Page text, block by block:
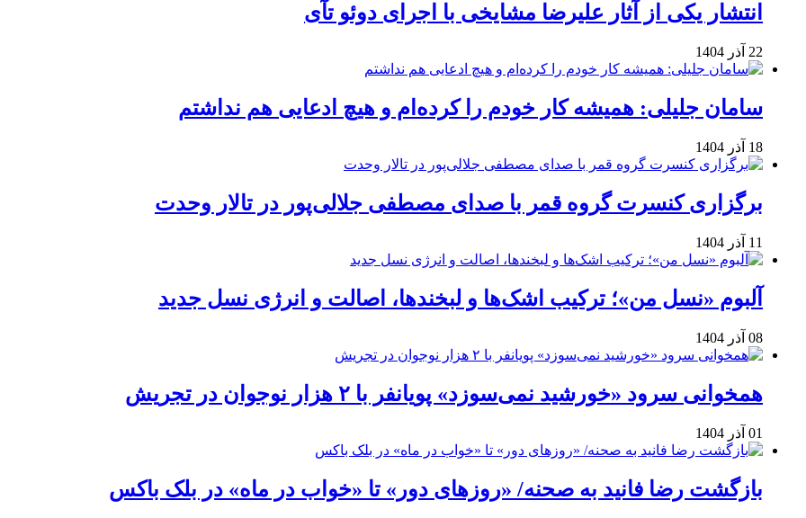
انتشار یکی از آثار علیرضا مشایخی با اجرای دوئو تآی
22 آذر 1404
سامان جلیلی: همیشه کار خودم را کرده‌ام و هیچ ادعایی هم نداشتم
18 آذر 1404
برگزاری کنسرت گروه قمر با صدای مصطفی جلالی‌پور در تالار وحدت
11 آذر 1404
آلبوم «نسل من»؛ ترکیب اشک‌ها و لبخندها، اصالت و انرژی نسل جدید
08 آذر 1404
همخوانی سرود «خورشید نمی‌سوزد» پویانفر با ۲ هزار نوجوان در تجریش
01 آذر 1404
بازگشت رضا فانید به صحنه/ «روزهای دور» تا «خواب در ماه» در بلک باکس